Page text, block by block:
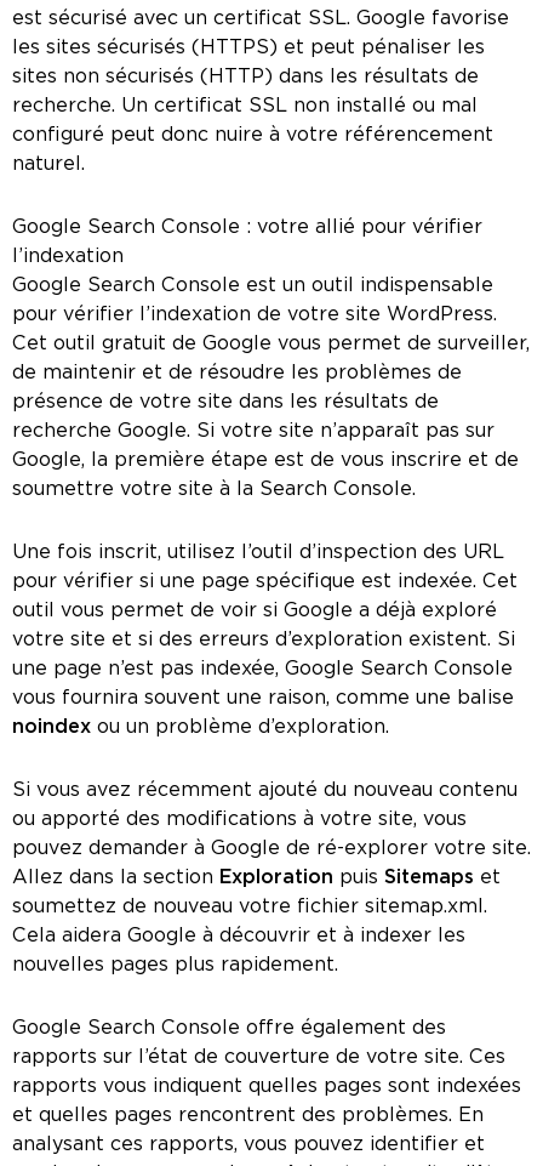
est sécurisé avec un certificat SSL. Google favorise
les sites sécurisés (HTTPS) et peut pénaliser les
sites non sécurisés (HTTP) dans les résultats de
recherche. Un certificat SSL non installé ou mal
configuré peut donc nuire à votre référencement
naturel.
Google Search Console : votre allié pour vérifier
l’indexation
Google Search Console est un outil indispensable
pour vérifier l’indexation de votre site WordPress.
Cet outil gratuit de Google vous permet de surveiller,
de maintenir et de résoudre les problèmes de
présence de votre site dans les résultats de
recherche Google. Si votre site n’apparaît pas sur
Google, la première étape est de vous inscrire et de
soumettre votre site à la Search Console.
Une fois inscrit, utilisez l’outil d’inspection des URL
pour vérifier si une page spécifique est indexée. Cet
outil vous permet de voir si Google a déjà exploré
votre site et si des erreurs d’exploration existent. Si
une page n’est pas indexée, Google Search Console
vous fournira souvent une raison, comme une balise
noindex ou un problème d’exploration.
Si vous avez récemment ajouté du nouveau contenu
ou apporté des modifications à votre site, vous
pouvez demander à Google de ré-explorer votre site.
Allez dans la section Exploration puis Sitemaps et
soumettez de nouveau votre fichier sitemap.xml.
Cela aidera Google à découvrir et à indexer les
nouvelles pages plus rapidement.
Google Search Console offre également des
rapports sur l’état de couverture de votre site. Ces
rapports vous indiquent quelles pages sont indexées
et quelles pages rencontrent des problèmes. En
analysant ces rapports, vous pouvez identifier et